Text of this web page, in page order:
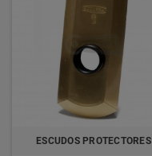
ESCUDOS PROTECTORES